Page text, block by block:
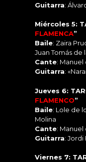
Guitarra:
Miércoles 5:
FLAMENCA”
Baile: Zaira
Juan Tomás de
Cante: Manuel
Guitarra:
Jueves 6:
FLAMENCO”
Baile: Lole de
Molina
Cante: Manuel
Guitarra: Jordi
Viernes 7: